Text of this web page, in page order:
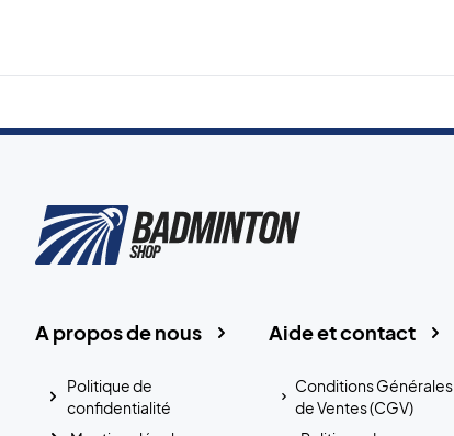
Aide et contact
Conditions Générales
de Ventes (CGV)
A propos de nous
Politique de
confidentialité